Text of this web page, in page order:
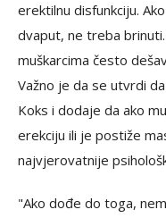
erektilnu disfunkciju.
dvaput, ne treba
muškarcima često
Važno je da se utvrdi
Koks i dodaje da ako
erekciju ili je postiže
najvjerovatnije
"Ako dođe do toga,